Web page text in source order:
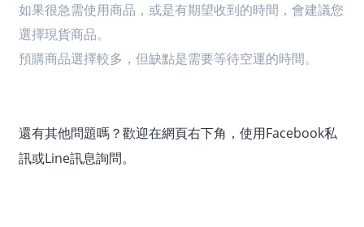
如果很急需使用商品，或是有期望收到的時間，會建議您
選擇現貨商品。
預購商品選擇較多，但缺點是需要等待空運的時間。
還有其他問題嗎？歡迎在網頁右下角，使用Facebook私
訊或Line訊息詢問。